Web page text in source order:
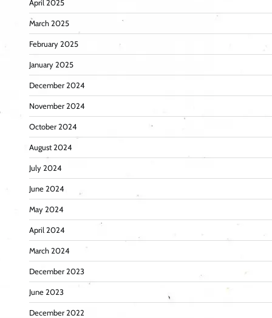
April 2025
March 2025
February 2025
January 2025
December 2024
November 2024
October 2024
August 2024
July 2024
June 2024
May 2024
April 2024
March 2024
December 2023
June 2023
December 2022